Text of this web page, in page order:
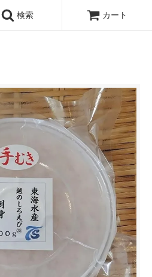
検索 カート